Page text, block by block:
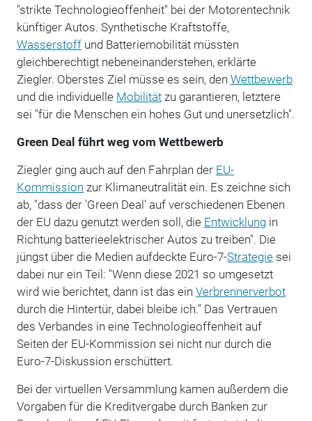
"strikte Technologieoffenheit" bei der Motorentechnik
künftiger Autos. Synthetische Kraftstoffe,
Wasserstoffund Batteriemobilität müssten
gleichberechtigt nebeneinanderstehen, erklärte
Ziegler. Oberstes Ziel müsse es sein, den Wettbewerb
und die individuelle Mobilitätzu garantieren, letztere
sei "für die Menschen ein hohes Gut und unersetzlich".
Green Deal führt weg vom Wettbewerb
Ziegler ging auch auf den Fahrplan der EU-
Kommission zur Klimaneutralität ein. Es zeichne sich
ab, "dass der 'Green Deal' auf verschiedenen Ebenen
der EU dazu genutzt werden soll, die Entwicklungin
Richtung batterieelektrischer Autos zu treiben". Die
jüngst über die Medien aufdeckte Euro-7-Strategiesei
dabei nur ein Teil: "Wenn diese 2021 so umgesetzt
wird wie berichtet, dann ist das ein Verbrennerverbot
durch die Hintertür, dabei bleibe ich." Das Vertrauen
des Verbandes in eine Technologieoffenheit auf
Seiten der EU-Kommission sei nicht nur durch die
Euro-7-Diskussion erschüttert.
Bei der virtuellen Versammlung kamen außerdem die
Vorgaben für die Kreditvergabe durch Banken zur